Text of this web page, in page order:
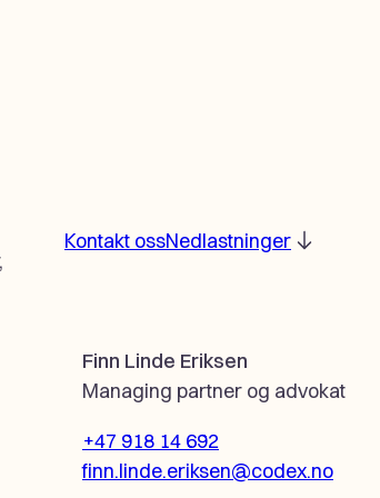
Kontakt ossNedlastninger
Finn Linde Eriksen
Managing partner og advokat
+47 918 14 692
finn.linde.eriksen@codex.no